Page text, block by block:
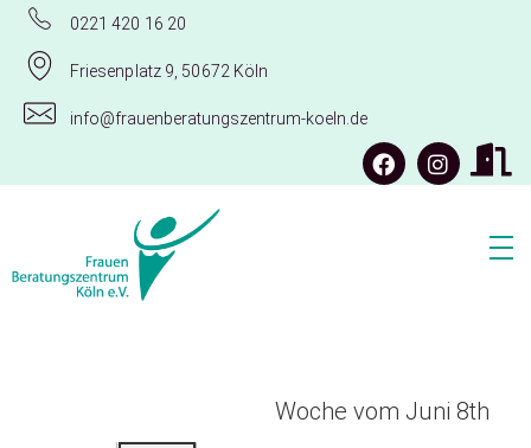
0221 420 16 20
Friesenplatz 9, 50672 Köln
info@frauenberatungszentrum-koeln.de
Woche vom Juni 8th